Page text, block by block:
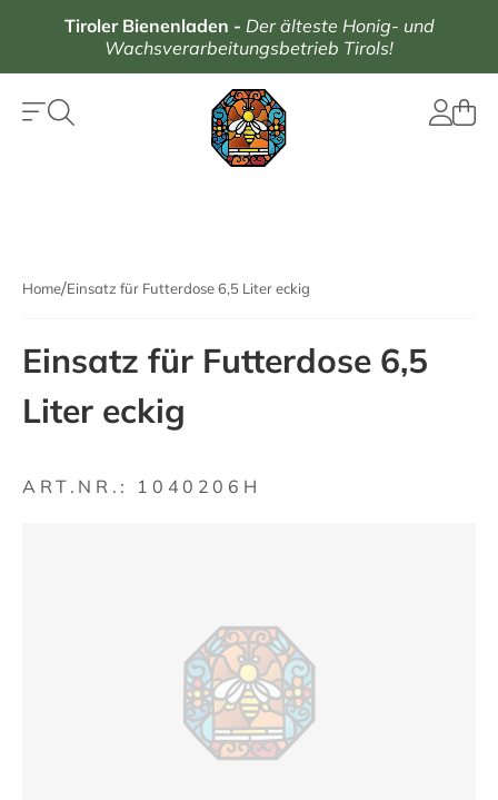
Tiroler Bienenladen - Der älteste Honig- und
Wachsverarbeitungsbetrieb Tirols!
Home Einsatz für Futterdose 6,5 Liter eckig
Einsatz für Futterdose 6,5
Liter eckig
ART.NR.: 1040206H